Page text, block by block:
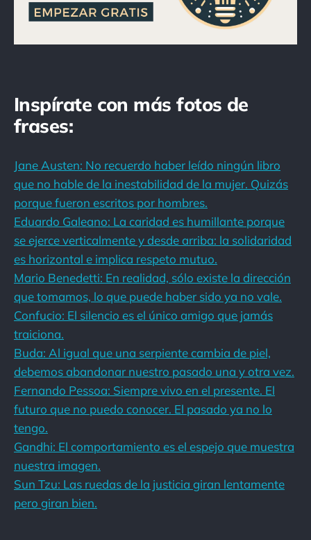
Inspírate con más fotos de
frases:
Jane Austen: No recuerdo haber leído ningún libro
que no hable de la inestabilidad de la mujer. Quizás
porque fueron escritos por hombres.
Eduardo Galeano: La caridad es humillante porque
se ejerce verticalmente y desde arriba: la solidaridad
es horizontal e implica respeto mutuo.
Mario Benedetti: En realidad, sólo existe la dirección
que tomamos, lo que puede haber sido ya no vale.
Confucio: El silencio es el único amigo que jamás
traiciona.
Buda: Al igual que una serpiente cambia de piel,
debemos abandonar nuestro pasado una y otra vez.
Fernando Pessoa: Siempre vivo en el presente. El
futuro que no puedo conocer. El pasado ya no lo
tengo.
Gandhi: El comportamiento es el espejo que muestra
nuestra imagen.
Sun Tzu: Las ruedas de la justicia giran lentamente
pero giran bien.